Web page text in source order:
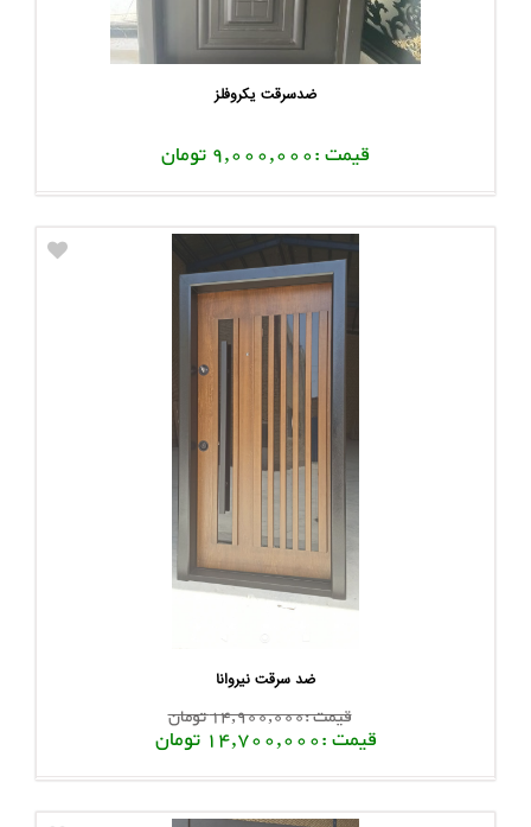
ضدسرقت یکروفلز
قیمت :9,000,000 تومان
ضد سرقت نیروانا
قیمت :14,900,000 تومان
قیمت :14,700,000 تومان